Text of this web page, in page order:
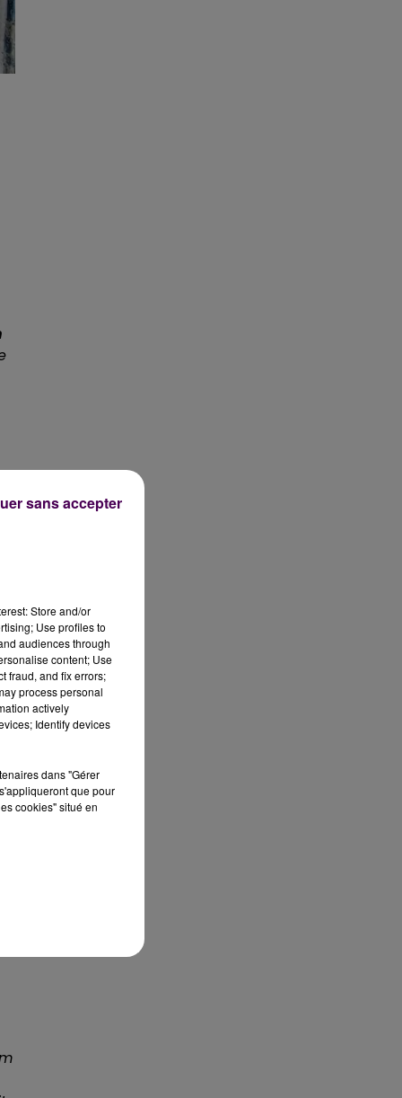
Store and/or
Use profiles to
audiences through
content; Use
fraud, and fix errors;
process personal
actively
Identify devices
dans "Gérer
que pour
cookies" situé en
sans accepter